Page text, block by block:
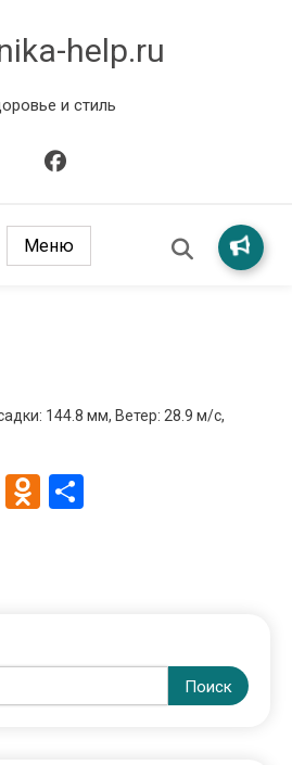
help.ru
и стиль
Меню
144.8 мм, Ветер: 28.9 м/с,
VK Odnoklassniki
Поиск